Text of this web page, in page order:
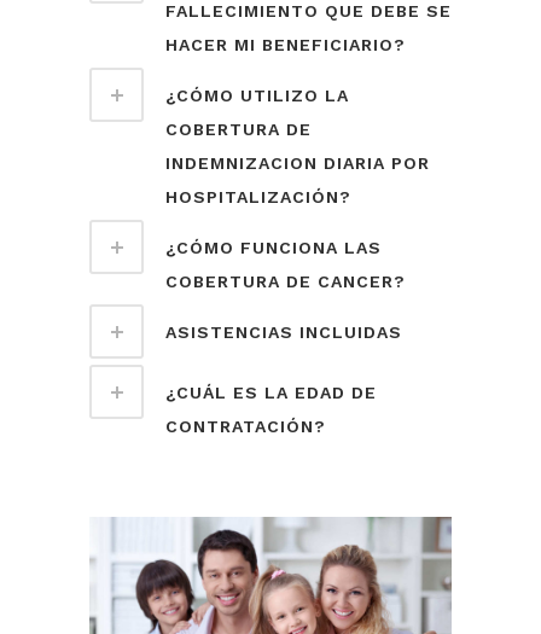
FALLECIMIENTO QUE DEBE SE
HACER MI BENEFICIARIO?
¿CÓMO UTILIZO LA
COBERTURA DE
INDEMNIZACION DIARIA POR
HOSPITALIZACIÓN?
¿CÓMO FUNCIONA LAS
COBERTURA DE CANCER?
ASISTENCIAS INCLUIDAS
¿CUÁL ES LA EDAD DE
CONTRATACIÓN?